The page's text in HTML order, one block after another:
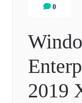
0
2019